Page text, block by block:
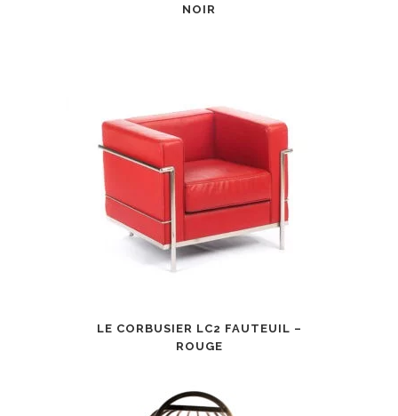
NOIR
LE CORBUSIER LC2 FAUTEUIL –
ROUGE